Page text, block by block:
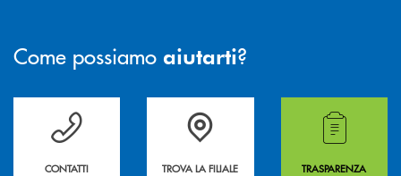
Come possiamo aiutarti?
Per ogni necessità compila il form e noi ti richiamiamo
CONTATTI
La&nbsp; Filiale &nbsp;vicina a te. &nbsp;
TROVA LA FILIALE
Hai bisogno di
TRASPARENZA